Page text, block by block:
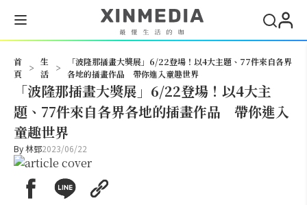
首
頁
>
生
活
>
「波隆那插畫大獎展」6/22登場！以4大主題、77件來自各界
各地的插畫作品 帶你進入童趣世界
「波隆那插畫大獎展」6/22登場！以4大主
題、77件來自各界各地的插畫作品 帶你進入
童趣世界
By林郅2023/06/22